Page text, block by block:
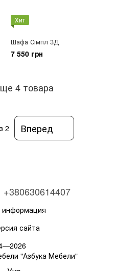
Хит
Шафа Сімпл 3Д
7 550 грн
4 товара
2 Вперед
+380630614407
информация
сайта
"Азбука Мебели"